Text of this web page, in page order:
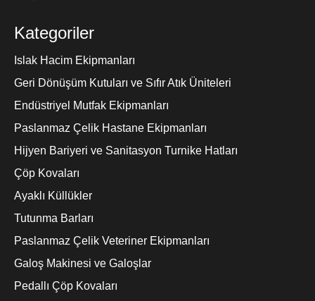
Kategoriler
Islak Hacim Ekipmanları
Geri Dönüşüm Kutuları ve Sıfır Atık Üniteleri
Endüstriyel Mutfak Ekipmanları
Paslanmaz Çelik Hastane Ekipmanları
Hijyen Bariyeri ve Sanitasyon Turnike Hatları
Çöp Kovaları
Ayaklı Küllükler
Tutunma Barları
Paslanmaz Çelik Veteriner Ekipmanları
Galoş Makinesi ve Galoşlar
Pedallı Çöp Kovaları